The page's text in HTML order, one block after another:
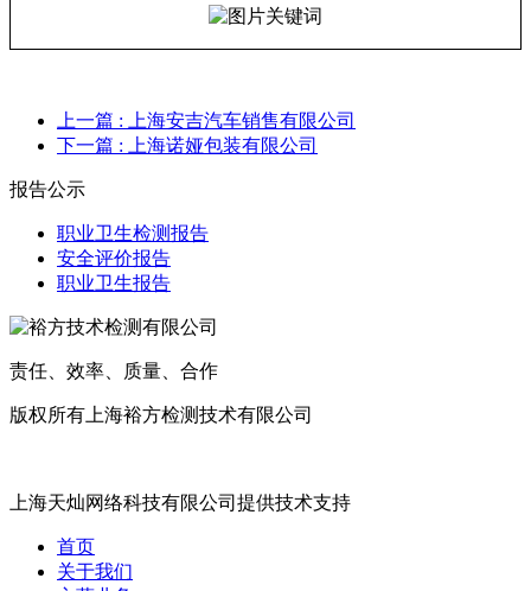
上一篇 : 上海安吉汽车销售有限公司
下一篇 : 上海诺娅包装有限公司
报告公示
职业卫生检测报告
安全评价报告
职业卫生报告
责任、效率、质量、合作
版权所有上海裕方检测技术有限公司
上海天灿网络科技有限公司提供技术支持
首页
关于我们